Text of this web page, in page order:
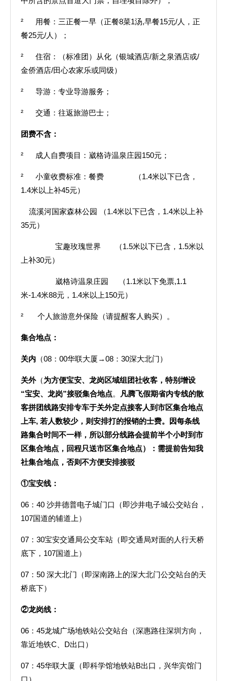
² 用餐：三正餐一早（正餐8菜1汤,早餐15元/人，正
餐25元/人）；
² 住宿：（标准团）从化（银城酒店/新之泉酒店或/
金侨酒店/田心农家乐或同级）
² 导游：专业导游服务；
² 交通：往返旅游巴士；
团费不含：
² 成人自费项目：崴格诗温泉庄园150元；
² 小童收费标准：餐费 （1.4米以下已含，
1.4米以上补45元）
流溪河国家森林公园 （1.4米以下已含，1.4米以上补
35元）
宝趣玫瑰世界 （1.5米以下已含，1.5米以
上补30元）
崴格诗温泉庄园 （1.1米以下免票,1.1
米-1.4米88元，1.4米以上150元）
² 个人旅游意外保险（请提醒客人购买）。
集合地点：
关内 （08：00华联大厦→08：30深大北门）
关外（为方便宝安、龙岗区域组团社收客，特别增设
“宝安、龙岗”接驳集合地点。
凡腾飞假期省内专线的散
客拼团线路安排专车于关外定点接客人到市区集合地点
上车, 若人数较少，则安排打的报销的士费。因每条线
路集合时间不一样，所以部分线路会提前半个小时到市
区集合地点，回程只送市区集合地点）：需提前告知我
社集合地点，否则不方便安排接驳
①宝安线：
06：40 沙井德普电子城门口（即沙井电子城公交站台，
107国道的辅道上）
07：30宝安交通局公交车站（即交通局对面的人行天桥
底下，107国道上）
07：50 深大北门（即深南路上的深大北门公交站台的天
桥底下）
②龙岗线：
06：45龙城广场地铁站公交站台（深惠路往深圳方向，
靠近地铁C、D出口）
07：45华联大厦（即科学馆地铁站B出口，兴华宾馆门
口）